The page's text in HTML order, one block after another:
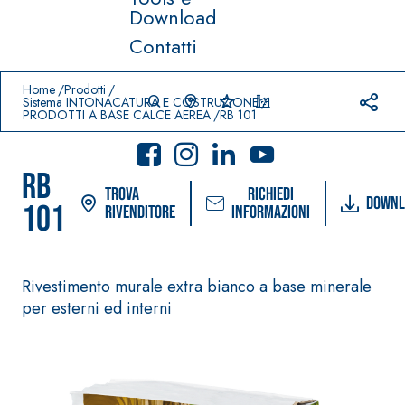
Download
Contatti
Home Prodotti
Sistema INTONACATURA E COSTRUZIONE
PRODOTTI A BASE CALCE AEREA RB 101
RB
101
Trova
rivenditore
Richiedi
informazioni
Rivestimento murale extra bianco a base minerale
per esterni ed interni
Prodotti in primo piano
PAVIMENTI E
RIVESTIMENTI
AQUAZIP ONE PRO
FASSACOLOUR
opaca ad elevata